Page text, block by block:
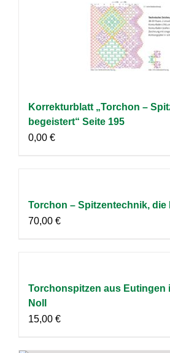
Korrekturblatt „Torchon –
begeistert“ Seite 195
0,00 €
Torchon – Spitzentechnik, die
70,00 €
Torchonspitzen aus Eutingen
Noll
15,00 €